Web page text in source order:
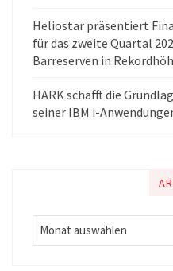
Heliostar präsentiert
für das zweite Quartal
Barreserven in
HARK schafft die
seiner IBM i-